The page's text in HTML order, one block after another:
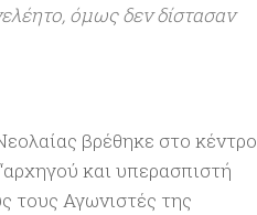
όμως δεν δίστασαν
βρέθηκε στο κέντρο
και υπερασπιστή
τους Αγωνιστές της